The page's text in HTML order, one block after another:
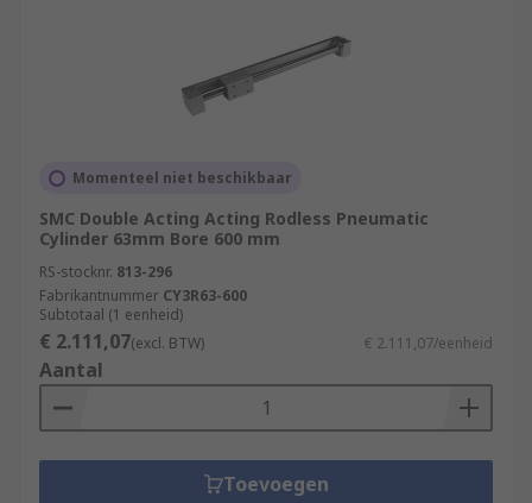
Momenteel niet beschikbaar
SMC Double Acting Acting Rodless Pneumatic
Cylinder 63mm Bore 600 mm
RS-stocknr. 813-296
Fabrikantnummer CY3R63-600
Subtotaal (1 eenheid)
€ 2.111,07(excl. BTW) € 2.111,07/eenheid
Aantal
Toevoegen